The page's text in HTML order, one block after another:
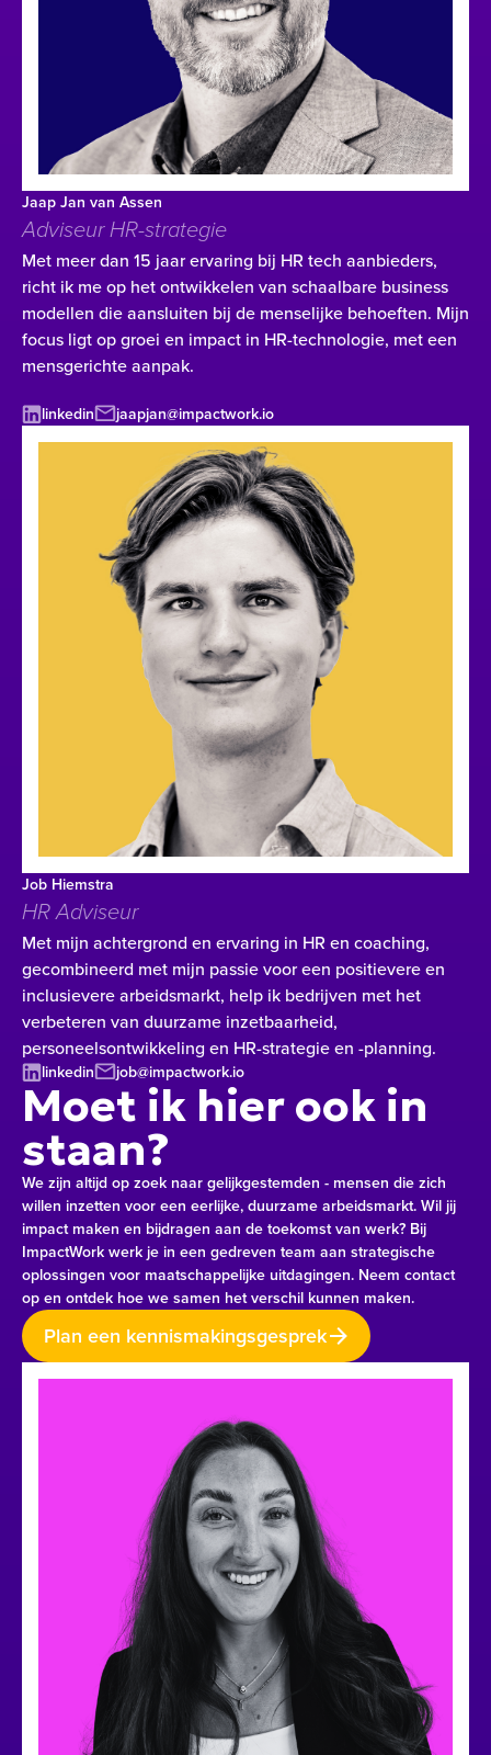
Jaap Jan van Assen
Adviseur HR-strategie
Met meer dan 15 jaar ervaring bij HR tech aanbieders,
richt ik me op het ontwikkelen van schaalbare business
modellen die aansluiten bij de menselijke behoeften. Mijn
focus ligt op groei en impact in HR-technologie, met een
mensgerichte aanpak.
linkedin jaapjan@impactwork.io
Job Hiemstra
HR Adviseur
Met mijn achtergrond en ervaring in HR en coaching,
gecombineerd met mijn passie voor een positievere en
inclusievere arbeidsmarkt, help ik bedrijven met het
verbeteren van duurzame inzetbaarheid,
personeelsontwikkeling en HR-strategie en -planning.
linkedin job@impactwork.io
Moet ik hier ook in
staan?
We zijn altijd op zoek naar gelijkgestemden - mensen die zich
willen inzetten voor een eerlijke, duurzame arbeidsmarkt. Wil jij
impact maken en bijdragen aan de toekomst van werk? Bij
ImpactWork werk je in een gedreven team aan strategische
oplossingen voor maatschappelijke uitdagingen. Neem contact
op en ontdek hoe we samen het verschil kunnen maken.
Plan een kennismakingsgesprek